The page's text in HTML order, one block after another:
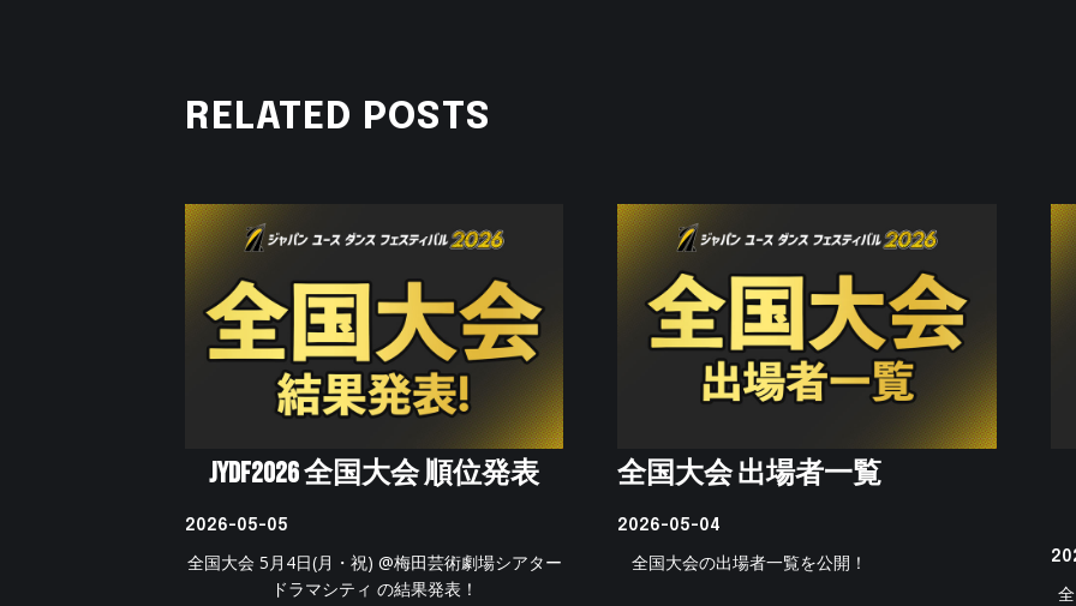
RELATED POSTS
JYDF2026 全国大会 順位発表
2026-05-05
全国大会 5月4日(月・祝) @梅田芸術劇場シアター
ドラマシティ の結果発表！
全国大会 出場者一覧
2026-05-04
全国大会の出場者一覧を公開！